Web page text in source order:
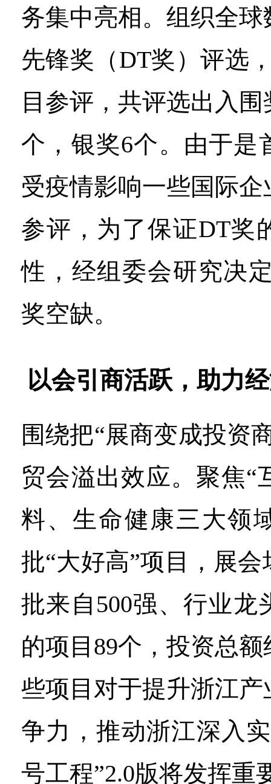
务集中亮相。组织全
先锋奖（DT奖）评选
目参评，共评选出入
个，银奖6个。由于是
受疫情影响一些国际
参评，为了保证DT奖
性，经组委会研究决
奖空缺。
以会引商活跃，助力
围绕把“展商变成投资
贸会溢出效应。聚焦“
料、生命健康三大领
批“大好高”项目，展
批来自500强、行业龙
的项目89个，投资总额
些项目对于提升浙江
争力，推动浙江深入
号工程”2.0版将发挥重